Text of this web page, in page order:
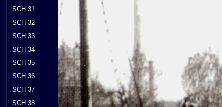
SCH 31
SCH 32
SCH 33
SCH 34
SCH 35
SCH 36
SCH 37
SCH 38